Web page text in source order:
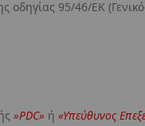
95/46/ΕΚ
»PDC» ή «Υπεύθυνος